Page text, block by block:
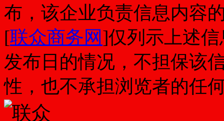
布，该企业负责信息内容
[联众商务网]仅列示上述
发布日的情况，不担保该
性，也不承担浏览者的任